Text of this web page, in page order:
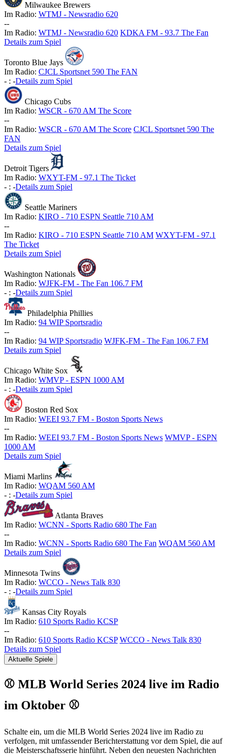
Milwaukee Brewers
Im Radio: WTMJ - Newsradio 620
--
Im Radio: WTMJ - Newsradio 620 KDKA FM - 93.7 The Fan
Details zum Spiel
Toronto Blue Jays
Im Radio: CJCL Sportsnet 590 The FAN
- : -Details zum Spiel
Chicago Cubs
Im Radio: WSCR - 670 AM The Score
--
Im Radio: WSCR - 670 AM The Score CJCL Sportsnet 590 The
FAN
Details zum Spiel
Detroit Tigers
Im Radio: WXYT-FM - 97.1 The Ticket
- : -Details zum Spiel
Seattle Mariners
Im Radio: KIRO - 710 ESPN Seattle 710 AM
--
Im Radio: KIRO - 710 ESPN Seattle 710 AM WXYT-FM - 97.1
The Ticket
Details zum Spiel
Washington Nationals
Im Radio: WJFK-FM - The Fan 106.7 FM
- : -Details zum Spiel
Philadelphia Phillies
Im Radio: 94 WIP Sportsradio
--
Im Radio: 94 WIP Sportsradio WJFK-FM - The Fan 106.7 FM
Details zum Spiel
Chicago White Sox
Im Radio: WMVP - ESPN 1000 AM
- : -Details zum Spiel
Boston Red Sox
Im Radio: WEEI 93.7 FM - Boston Sports News
--
Im Radio: WEEI 93.7 FM - Boston Sports News WMVP - ESPN
1000 AM
Details zum Spiel
Miami Marlins
Im Radio: WQAM 560 AM
- : -Details zum Spiel
Atlanta Braves
Im Radio: WCNN - Sports Radio 680 The Fan
--
Im Radio: WCNN - Sports Radio 680 The Fan WQAM 560 AM
Details zum Spiel
Minnesota Twins
Im Radio: WCCO - News Talk 830
- : -Details zum Spiel
Kansas City Royals
Im Radio: 610 Sports Radio KCSP
--
Im Radio: 610 Sports Radio KCSP WCCO - News Talk 830
Details zum Spiel
Aktuelle Spiele
⚾ MLB World Series 2024 live im Radio
im Oktober ⚾
Schalte ein, um die MLB World Series 2024 live im Radio zu
verfolgen, mit umfassender Berichterstattung vor dem Spiel, die auf
die Meisterschaftsserie hinführt. Neben den neuesten Nachrichten